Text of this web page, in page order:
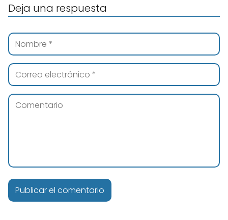
Deja una respuesta